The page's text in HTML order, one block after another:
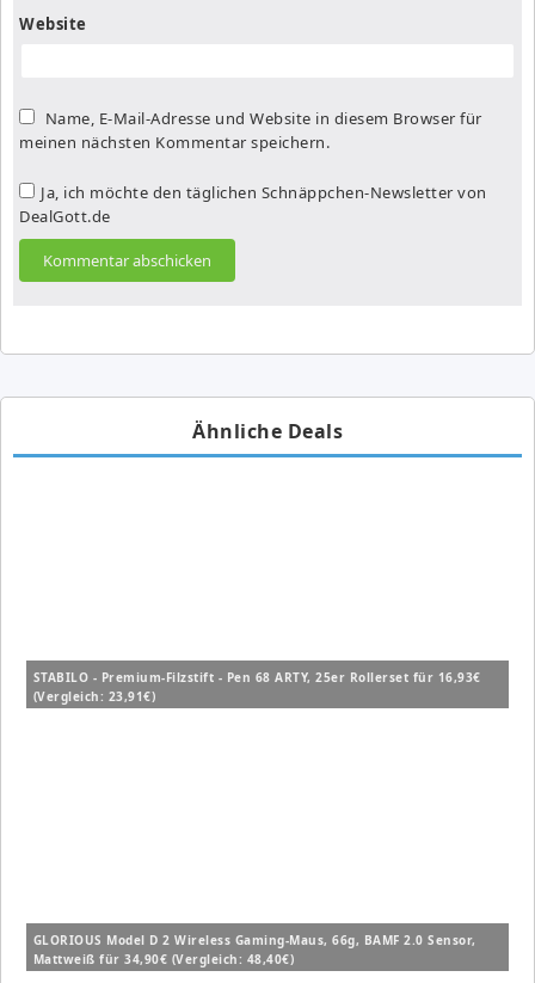
Website
Name, E-Mail-Adresse und Website in diesem Browser für
meinen nächsten Kommentar speichern.
Ja, ich möchte den täglichen Schnäppchen-Newsletter von
DealGott.de
Ähnliche Deals
STABILO - Premium-Filzstift - Pen 68 ARTY, 25er Rollerset für 16,93€
(Vergleich: 23,91€)
GLORIOUS Model D 2 Wireless Gaming-Maus, 66g, BAMF 2.0 Sensor,
Mattweiß für 34,90€ (Vergleich: 48,40€)